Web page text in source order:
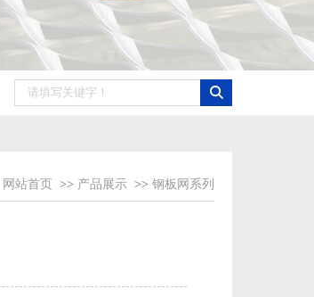
网站首页 >> 产品展示 >> 钢板网系列